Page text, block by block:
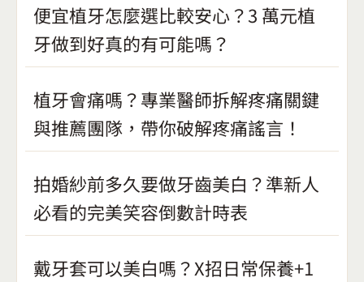
便宜植牙怎麼選比較安心？3 萬元植
牙做到好真的有可能嗎？
植牙會痛嗎？專業醫師拆解疼痛關鍵
與推薦團隊，帶你破解疼痛謠言！
拍婚紗前多久要做牙齒美白？準新人
必看的完美笑容倒數計時表
戴牙套可以美白嗎？X招日常保養+1